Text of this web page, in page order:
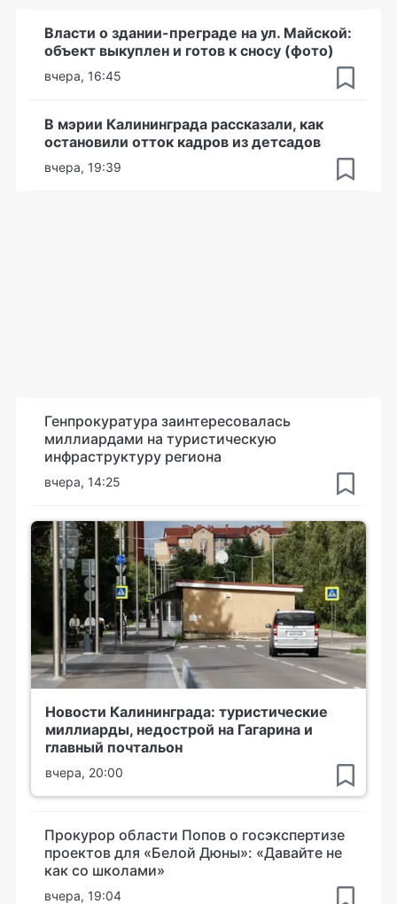
Власти о здании-преграде на ул. Майской:
объект выкуплен и готов к сносу (фото)
вчера, 16:45
В мэрии Калининграда рассказали, как
остановили отток кадров из детсадов
вчера, 19:39
Генпрокуратура заинтересовалась
миллиардами на туристическую
инфраструктуру региона
вчера, 14:25
Новости Калининграда: туристические
миллиарды, недострой на Гагарина и
главный почтальон
вчера, 20:00
Прокурор области Попов о госэкспертизе
проектов для «Белой Дюны»: «Давайте не
как со школами»
вчера, 19:04